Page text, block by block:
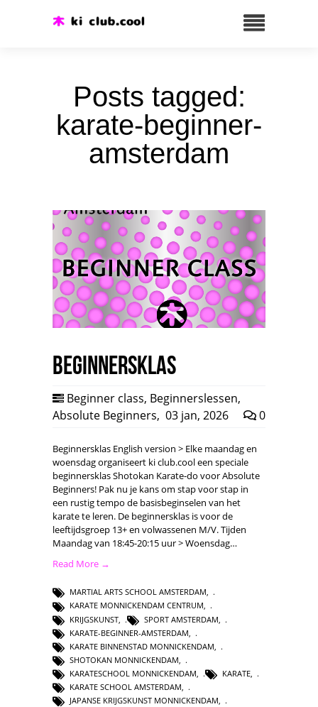
Posts tagged:
karate-beginner-
amsterdam
Beginnersklas
Beginner class, Beginnerslessen,
Absolute Beginners, 03 jan, 2026 0
Beginnersklas English version > Elke maandag en
woensdag organiseert ki club.cool een speciale
beginnersklas Shotokan Karate-do voor Absolute
Beginners! Pak nu je kans om stap voor stap in
een rustig tempo de basisbeginselen van het
karate te leren. De beginnersklas is voor de
leeftijdsgroep 13+ en volwassenen M/V. Tijden
Maandag van 18:45-20:15 uur > Woensdag…
Read More →
MARTIAL ARTS SCHOOL AMSTERDAM,
KARATE MONNICKENDAM CENTRUM,
KRIJGSKUNST
SPORT AMSTERDAM
KARATE-BEGINNER-AMSTERDAM
KARATE BINNENSTAD MONNICKENDAM
SHOTOKAN MONNICKENDAM
KARATESCHOOL MONNICKENDAM
KARATE
KARATE SCHOOL AMSTERDAM
JAPANSE KRIJGSKUNST MONNICKENDAM